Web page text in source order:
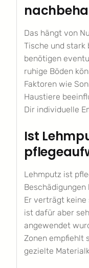
Das hängt von
Tische und
benötigen
ruhige Böden
Faktoren wie
Haustiere
Dir individuelle
Ist
Lehmputz ist
Beschädigungen
Er verträgt
ist dafür aber
angewendet
Zonen empfiehlt
gezielte